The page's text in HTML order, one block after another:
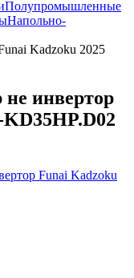
Полупромышленные
Напольно-
Kadzoku 2025
инвертор